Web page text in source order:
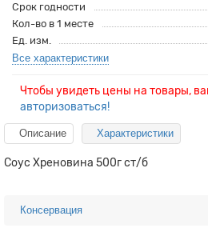
Срок годности
Кол-во в 1 месте
Ед. изм.
Все характеристики
Чтобы увидеть цены на товары,
авторизоваться!
Описание Характеристики
Соус Хреновина 500г ст/б
Консервация